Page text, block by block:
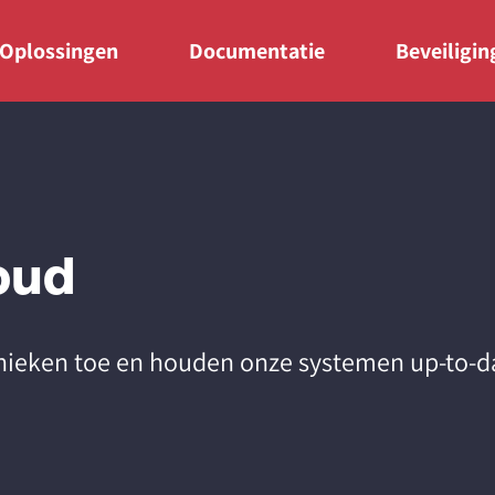
Oplossingen Documentatie
toe en houden onze systemen up-to-